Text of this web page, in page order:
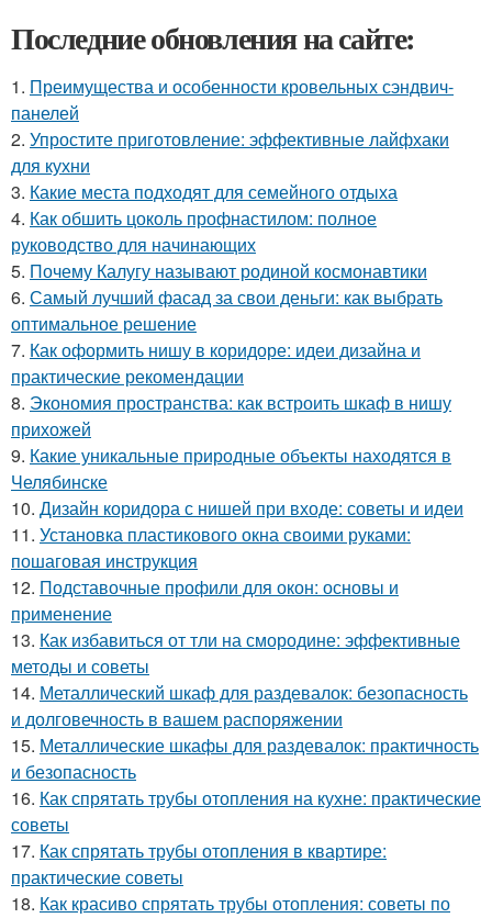
Последние обновления на сайте:
1. Преимущества и особенности кровельных сэндвич-
панелей
2. Упростите приготовление: эффективные лайфхаки
для кухни
3. Какие места подходят для семейного отдыха
4. Как обшить цоколь профнастилом: полное
руководство для начинающих
5. Почему Калугу называют родиной космонавтики
6. Самый лучший фасад за свои деньги: как выбрать
оптимальное решение
7. Как оформить нишу в коридоре: идеи дизайна и
практические рекомендации
8. Экономия пространства: как встроить шкаф в нишу
прихожей
9. Какие уникальные природные объекты находятся в
Челябинске
10. Дизайн коридора с нишей при входе: советы и идеи
11. Установка пластикового окна своими руками:
пошаговая инструкция
12. Подставочные профили для окон: основы и
применение
13. Как избавиться от тли на смородине: эффективные
методы и советы
14. Металлический шкаф для раздевалок: безопасность
и долговечность в вашем распоряжении
15. Металлические шкафы для раздевалок: практичность
и безопасность
16. Как спрятать трубы отопления на кухне: практические
советы
17. Как спрятать трубы отопления в квартире:
практические советы
18. Как красиво спрятать трубы отопления: советы по